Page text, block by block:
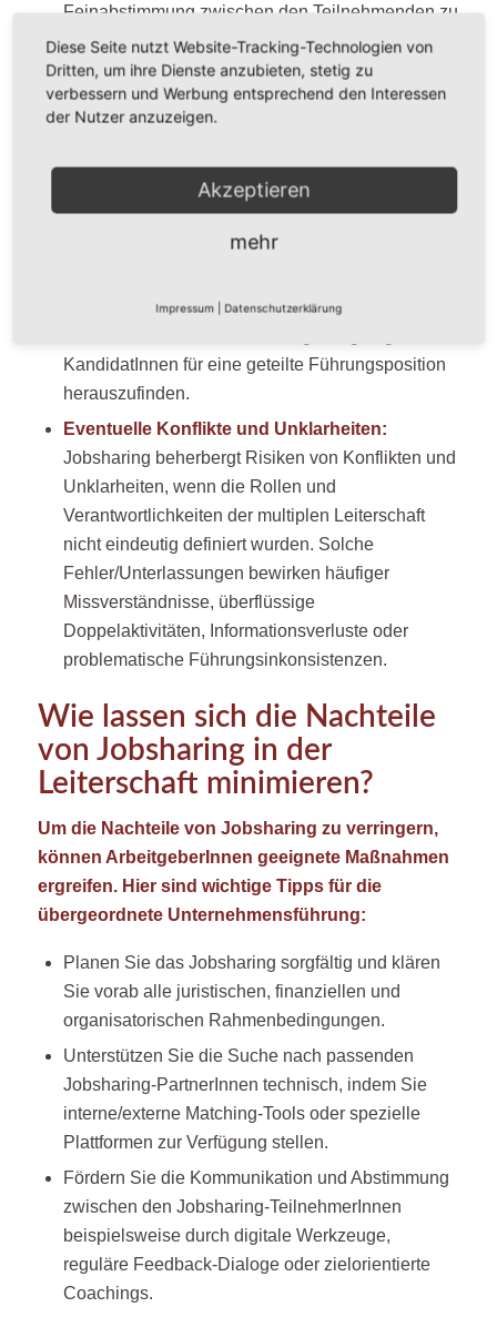
Feinabstimmung zwischen den Teilnehmenden zu
gewährleisten. Überdies entstehen öfter höhere
Lohn- und Nebenkosten, da vielfache
Teilzeitkräfte mehr Sozialabgaben und
Versicherungsleistungen verursachen als eine
Aufwand bei der Suche nach passenden
Leitungskräften:Jobsharing verlangt eine
ausgeprägte Kompatibilität und solide
fachlich und persönlich zusammenpassen
KandidatInnen für eine geteilte Führungsposition
herauszufinden.
Eventuelle Konflikte und Unklarheiten:
Jobsharing beherbergt Risiken von Konflikten und
Unklarheiten, wenn die Rollen und
Verantwortlichkeiten der multiplen Leiterschaft
nicht eindeutig definiert wurden. Solche
Fehler/Unterlassungen bewirken häufiger
Missverständnisse, überflüssige
Doppelaktivitäten, Informationsverluste oder
problematische Führungsinkonsistenzen.
Wie lassen sich die Nachteile
von Jobsharing in der
Leiterschaft minimieren?
Um die Nachteile von Jobsharing zu verringern,
können ArbeitgeberInnen geeignete Maßnahmen
ergreifen. Hier sind wichtige Tipps für die
übergeordnete Unternehmensführung:
Planen Sie das Jobsharing sorgfältig und klären
Sie vorab alle juristischen, finanziellen und
organisatorischen Rahmenbedingungen.
Unterstützen Sie die Suche nach passenden
Jobsharing-PartnerInnen technisch, indem Sie
interne/externe Matching-Tools oder spezielle
Plattformen zur Verfügung stellen.
Fördern Sie die Kommunikation und Abstimmung
zwischen den Jobsharing-TeilnehmerInnen
beispielsweise durch digitale Werkzeuge,
reguläre Feedback-Dialoge oder zielorientierte
Coachings.
Diese Seite nutzt Website-Tracking-Technologien von
Dritten, um ihre Dienste anzubieten, stetig zu
verbessern und Werbung entsprechend den Interessen
der Nutzer anzuzeigen.
Akzeptieren
mehr
Impressum Datenschutzerklärung